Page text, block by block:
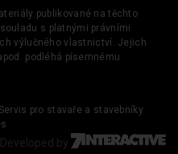
publikované na těchto
s platnými právními
výlučného vlastnictví. Jejich
podléhá písemnému
Servis pro stavaře a stavebníky
Developed by